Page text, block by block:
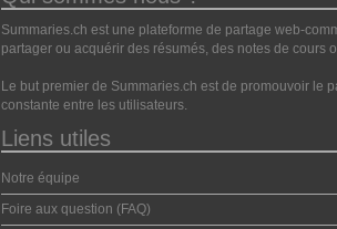
Summaries.ch est une plateforme de partage web-
partager ou acquérir des résumés, des notes de cours
Le but premier de Summaries.ch est de promouvoir le
constante entre les utilisateurs.
Liens utiles
Notre équipe
Foire aux question (FAQ)